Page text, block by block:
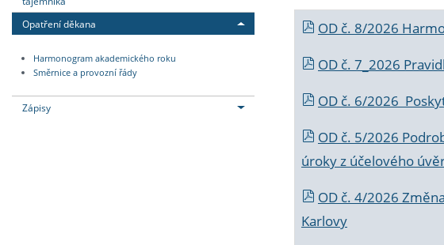
Opatření děkana
Harmonogram akademického roku
Směrnice a provozní řády
Zápisy
OD č. 8/2026
OD č. 7_2026
OD č. 6/2026
OD č. 5/2026
úroky z účelového
OD č. 4/2026
Karlovy